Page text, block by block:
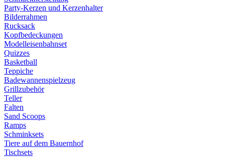
Party-Kerzen und Kerzenhalter
Bilderrahmen
Rucksack
Kopfbedeckungen
Modelleisenbahnset
Quizzes
Basketball
Teppiche
Badewannenspielzeug
Grillzubehör
Teller
Falten
Sand Scoops
Ramps
Schminksets
Tiere auf dem Bauernhof
Tischsets